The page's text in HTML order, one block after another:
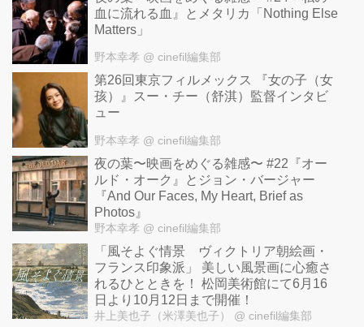
血に流れる血』とメタリカ「Nothing Else
Matters」
野本幸孝 @ cinefil編集部
第26回東京フィルメックス 『女の子（女
孩）』スー・チー（舒淇）監督インタビ
ュー
野本幸孝 @ cinefil編集部
夜の葉〜映画をめぐる雑感〜 #22『オー
ルド・オーク』とジョン・バージャー
『And Our Faces, My Heart, Brief as
Photos』
野本幸孝 @ cinefil編集部
「風そよぐ情景 ヴィクトリア朝絵画・
フランス印象派」 美しい風景画に心癒さ
れるひとときを！ 松岡美術館にて6月16
日より10月12日まで開催！
井上美也子（米澤美也子） @ cinefil編集部